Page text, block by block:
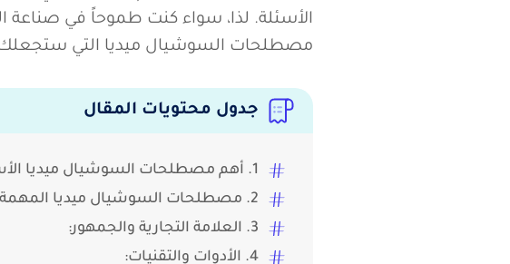
هل تتساءل عن سر نجاح بعض الصفحات
المحترفون أداء حملاتهم؟ الحقيقة هي أن
مصطلحات السوشيال ميديا التي ستجعلك
جدول محتويات المقال
1. أهم مصطلحات السوشيال ميديا الأساسية في المحتوى والتفاعل: